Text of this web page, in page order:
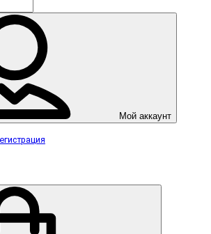
Мой аккаунт